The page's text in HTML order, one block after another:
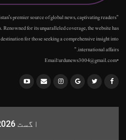
premier source of global news, captivating readers
for its unparalleled coverage, the website has
for those seeking a comprehensive insight into
international affairs."
•Email:urdunews3004@gmail.com
اگست 2026